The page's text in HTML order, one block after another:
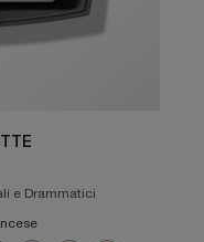
e Drammatici